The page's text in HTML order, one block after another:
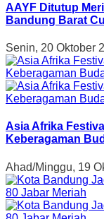
AAYF Ditutup
Bandung Barat
Senin, 20 Oktober
Asia Afrika
Keberagaman
Ahad/Minggu, 19